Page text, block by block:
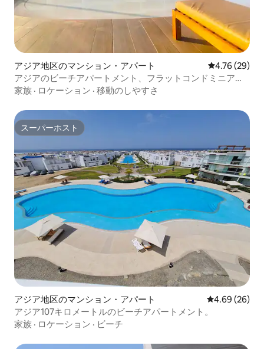
アジア地区のマンション・アパート レビュー29
4.76 (29)
アジアのビーチアパートメント、フラットコンドミニアム
NuevaAsia
家族 · ロケーション · 移動のしやすさ
スーパーホスト
スーパーホスト
アジア地区のマンション・アパート レビュー26
4.69 (26)
アジア107キロメートルのビーチアパートメント。
家族 · ロケーション · ビーチ